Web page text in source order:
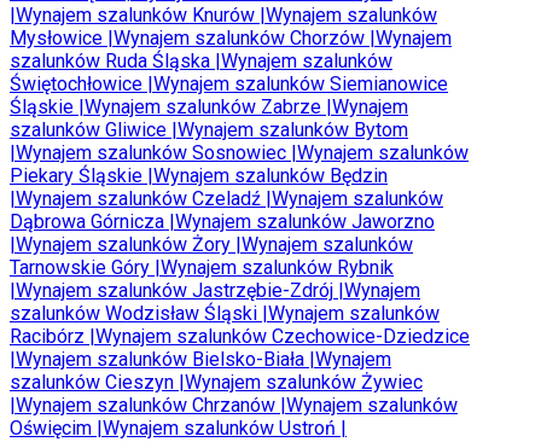
Wynajem szalunków Knurów Wynajem szalunków
Mysłowice Wynajem szalunków Chorzów Wynajem
szalunków Ruda Śląska Wynajem szalunków
Świętochłowice Wynajem szalunków Siemianowice
Śląskie Wynajem szalunków Zabrze Wynajem
szalunków Gliwice Wynajem szalunków Bytom
Wynajem szalunków Sosnowiec Wynajem szalunków
Piekary Śląskie Wynajem szalunków Będzin
Wynajem szalunków Czeladź Wynajem szalunków
Dąbrowa Górnicza Wynajem szalunków Jaworzno
Wynajem szalunków Żory Wynajem szalunków
Tarnowskie Góry Wynajem szalunków Rybnik
Wynajem szalunków Jastrzębie-Zdrój Wynajem
szalunków Wodzisław Śląski Wynajem szalunków
Racibórz Wynajem szalunków Czechowice-Dziedzice
Wynajem szalunków Bielsko-Biała Wynajem
szalunków Cieszyn Wynajem szalunków Żywiec
Wynajem szalunków Chrzanów Wynajem szalunków
Oświęcim Wynajem szalunków Ustroń